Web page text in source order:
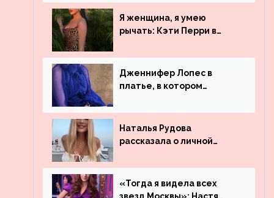
Они обогнали даже
Джастина Бибера
Я женщина, я умею
рычать: Кэти Перри в
Дженнифер Лопес в
платье, в котором
незамеченной
Наталья Рудова
рассказала о личной
«Тогда я видела всех